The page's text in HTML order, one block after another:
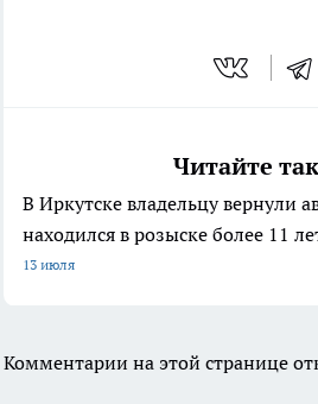
Читайте
В Иркутске владельцу вернули
находился в розыске более 11
13 июля
Комментарии на этой странице